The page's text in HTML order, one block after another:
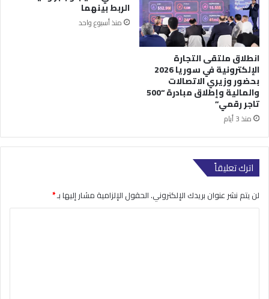
انطلاق ملتقى التجارة
الإلكترونية في سوريا 2026
بحضور وزيري الاتصالات
والمالية وإطلاق مبادرة “500
تاجر رقمي”
منذ 3 أيام
الربط بينهما
منذ أسبوع واحد
اترك تعليقاً
لن يتم نشر عنوان بريدك الإلكتروني.الحقول الإلزامية مشار إليها بـ*